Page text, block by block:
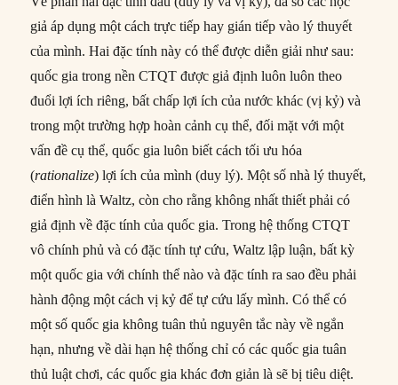
giả áp dụng một cách trực tiếp hay gián tiếp vào lý thuyết
của mình. Hai đặc tính này có thể được diễn giải như sau:
quốc gia trong nền CTQT được giả định luôn luôn theo
đuổi lợi ích riêng, bất chấp lợi ích của nước khác (vị kỷ) và
trong một trường hợp hoàn cảnh cụ thể, đối mặt với một
vấn đề cụ thể, quốc gia luôn biết cách tối ưu hóa
(rationalize) lợi ích của mình (duy lý). Một số nhà lý thuyết,
điển hình là Waltz, còn cho rằng không nhất thiết phải có
giả định về đặc tính của quốc gia. Trong hệ thống CTQT
vô chính phủ và có đặc tính tự cứu, Waltz lập luận, bất kỳ
một quốc gia với chính thể nào và đặc tính ra sao đều phải
hành động một cách vị kỷ để tự cứu lấy mình. Có thể có
một số quốc gia không tuân thủ nguyên tắc này về ngắn
hạn, nhưng về dài hạn hệ thống chỉ có các quốc gia tuân
thủ luật chơi, các quốc gia khác đơn giản là sẽ bị tiêu diệt.